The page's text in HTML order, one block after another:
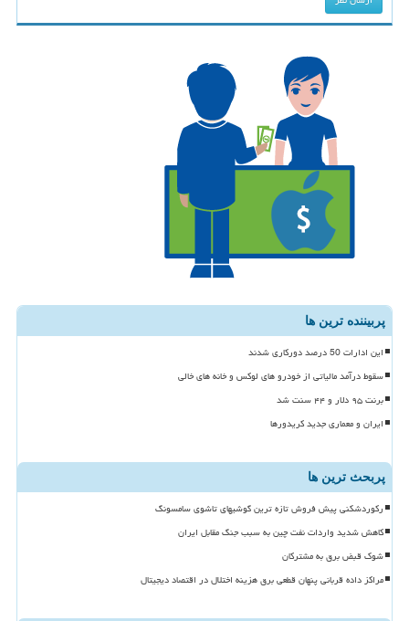
پربیننده ترین ها
این ادارات 50 درصد دورکاری شدند
سقوط درآمد مالیاتی از خودرو های لوکس و خانه های خالی
برنت ۹۵ دلار و ۴۴ سنت شد
ایران و معماری جدید کریدورها
پربحث ترین ها
رکوردشکنی پیش فروش تازه ترین گوشیهای تاشوی سامسونگ
کاهش شدید واردات نفت چین به سبب جنگ مقابل ایران
شوک قبض برق به مشترکان
مراکز داده قربانی پنهان قطعی برق هزینه اختلال در اقتصاد دیجیتال